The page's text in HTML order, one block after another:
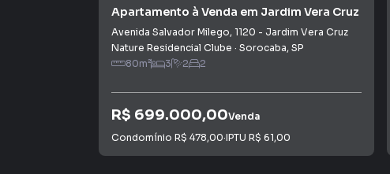
Apartamento à Venda em Jardim Vera Cruz
Avenida Salvador Milego, 1120 - Jardim Vera Cruz
Nature Residencial Clube · Sorocaba, SP
80m² 3 2 2
R$ 699.000,00Venda
Condomínio R$ 478,00·IPTU R$ 61,00